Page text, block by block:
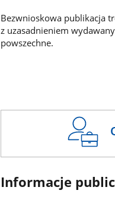
Bezwnioskowa publikacja
z uzasadnieniem
powszechne.
Informacje